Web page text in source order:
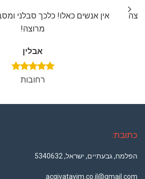
אין אנשים כאלו! כלכך סבלני
מרוצה!
אבלין
רחובות
כתובת:
הפלמח, גבעתיים, ישראל, 5340632
acgivatayim.co.il@gmail.com